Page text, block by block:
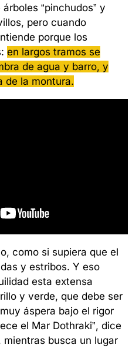
“pinchudos” y
pero cuando
porque los
en largos tramos se
de agua y barro, y
de la montura.
como si supiera que el
y estribos. Y eso
esta extensa
y verde, que debe ser
áspera bajo el rigor
el Mar Dothraki”, dice
busca un lugar